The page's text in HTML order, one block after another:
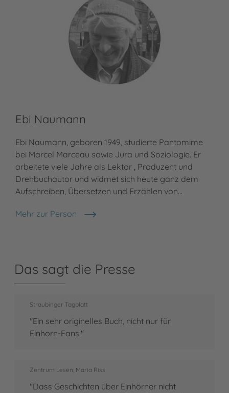
Ebi Naumann
Ebi Naumann, geboren 1949, studierte Pantomime
bei Marcel Marceau sowie Jura und Soziologie. Er
arbeitete viele Jahre als Lektor , Produzent und
Drehbuchautor und widmet sich heute ganz dem
Aufschreiben, Übersetzen und Erzählen von…
Mehr zur Person
Ebi Naumann
Das sagt die Presse
Straubinger Tagblatt
"Ein sehr originelles Buch, nicht nur für
Einhorn-Fans."
Zentrum Lesen, Maria Riss
"Dass Geschichten über Einhörner nicht